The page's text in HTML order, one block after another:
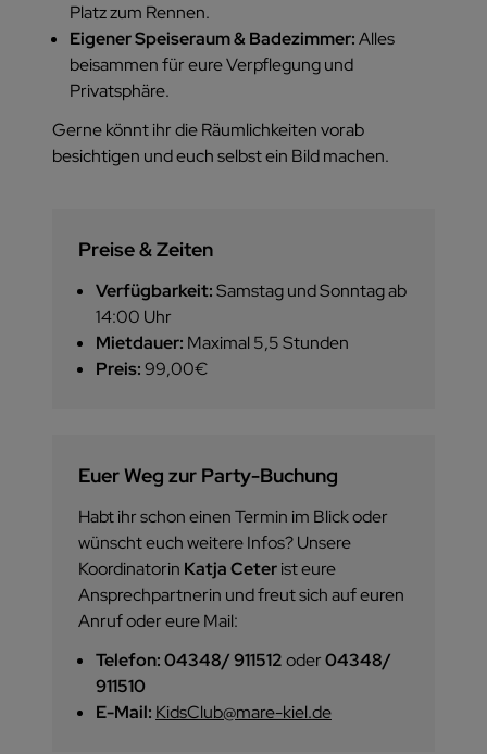
Platz zum Rennen.
Eigener Speiseraum & Badezimmer:Alles
beisammen für eure Verpflegung und
Privatsphäre.
Gerne könnt ihr die Räumlichkeiten vorab
besichtigen und euch selbst ein Bild machen.
Preise & Zeiten
Verfügbarkeit:Samstag und Sonntag ab
14:00 Uhr
Mietdauer: Maximal 5,5 Stunden
Preis:99,00€
Euer Weg zur Party-Buchung
Habt ihr schon einen Termin im Blick oder
wünscht euch weitere Infos? Unsere
Koordinatorin Katja Ceterist eure
Ansprechpartnerin und freut sich auf euren
Anruf oder eure Mail:
Telefon:04348/ 911512oder04348/
911510
E-Mail: KidsClub@mare-kiel.de